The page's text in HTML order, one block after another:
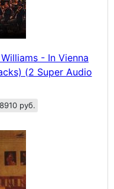
- In Vienna
(2 Super Audio
8910 руб.